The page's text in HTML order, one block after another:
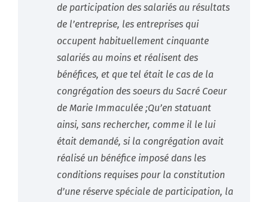
de participation des salariés au résultats
de l’entreprise, les entreprises qui
occupent habituellement cinquante
salariés au moins et réalisent des
bénéfices, et que tel était le cas de la
congrégation des soeurs du Sacré Coeur
de Marie Immaculée ;Qu’en statuant
ainsi, sans rechercher, comme il le lui
était demandé, si la congrégation avait
réalisé un bénéfice imposé dans les
conditions requises pour la constitution
d’une réserve spéciale de participation, la